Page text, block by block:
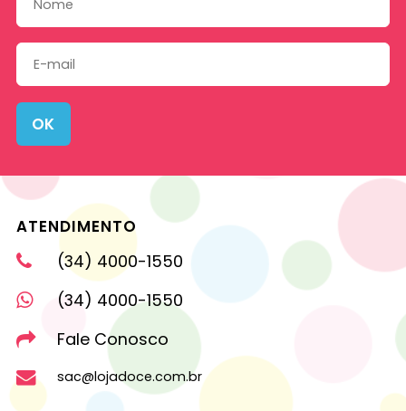
OK
ATENDIMENTO
(34) 4000-1550
(34) 4000-1550
Fale Conosco
sac@lojadoce.com.br